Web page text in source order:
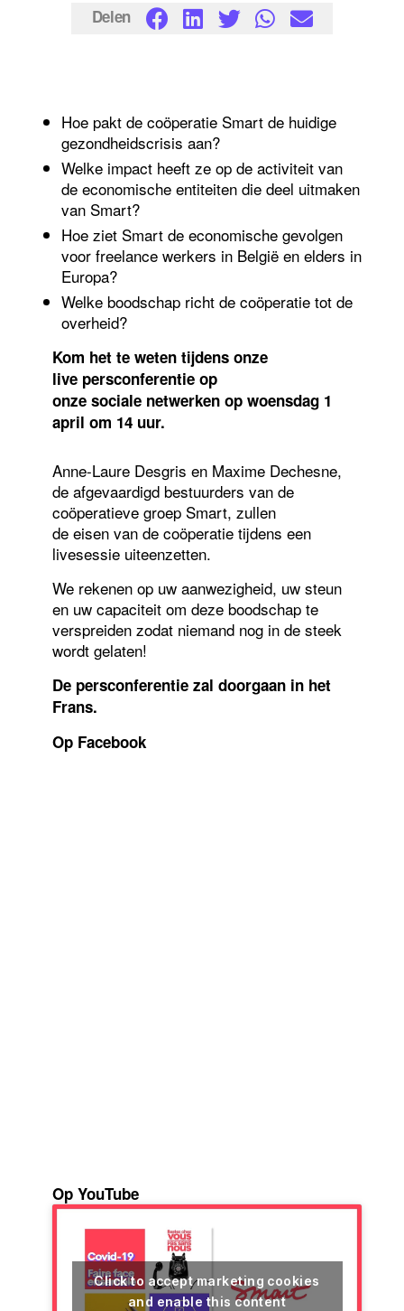
om
14uur
Delen
Hoe pakt de coöperatie Smart de huidige
gezondheidscrisis aan?
Welke impact heeft ze op de activiteit van
de economische entiteiten die deel uitmaken
van Smart?
Hoe ziet Smart de economische gevolgen
voor freelance werkers in België en elders in
Europa?
Welke boodschap richt de coöperatie tot de
overheid?
Kom het te weten tijdens onze
live persconferentie op
onze sociale netwerken op woensdag 1
april om 14 uur.
Anne-Laure Desgris en Maxime Dechesne,
de afgevaardigd bestuurders van de
coöperatieve groep Smart, zullen
de eisen van de coöperatie tijdens een
livesessie uiteenzetten.
We rekenen op uw aanwezigheid, uw steun
en uw capaciteit om deze boodschap te
verspreiden zodat niemand nog in de steek
wordt gelaten!
De persconferentie zal doorgaan in het
Frans.
Op Facebook
Op YouTube
Click to accept marketing cookies
and enable this content